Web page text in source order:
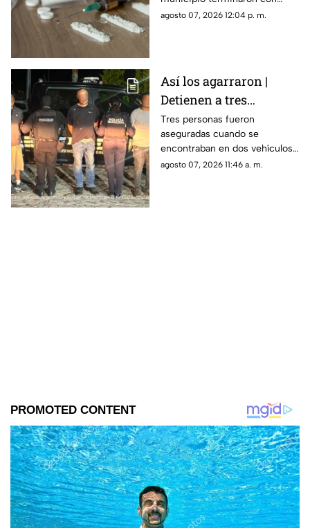
de estas sustancia en El
Marqués
personas aseguradas y
agosto 07, 2026 12:04 p. m.
Así los agarraron |
Detienen a tres
personas en Huimilpan
tras localizar presuntas
sustancias ilegales
Tres personas fueron
aseguradas cuando se
encontraban en dos vehículos;
durante la intervención fueron
agosto 07, 2026 11:46 a. m.